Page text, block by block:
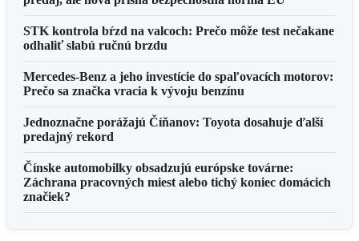
STK kontrola bŕzd na valcoch: Prečo môže test nečakane
odhaliť slabú ručnú brzdu
Mercedes-Benz a jeho investície do spaľovacích motorov:
Prečo sa značka vracia k vývoju benzínu
Jednoznačne porážajú Číňanov: Toyota dosahuje ďalší
predajný rekord
Čínske automobilky obsadzujú európske továrne:
Záchrana pracovných miest alebo tichý koniec domácich
značiek?